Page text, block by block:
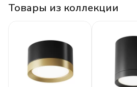
Товары из коллекции